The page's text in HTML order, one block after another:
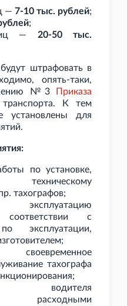
— 7-10 тыс. рублей;
;
— 20-50
тыс.
штрафовать в
опять-таки,
№3
Приказа
К тем
установлены для
по установке,
тахографов;
эксплуатацию
с
эксплуатации,
своевременное
тахографа
водителя
расходными